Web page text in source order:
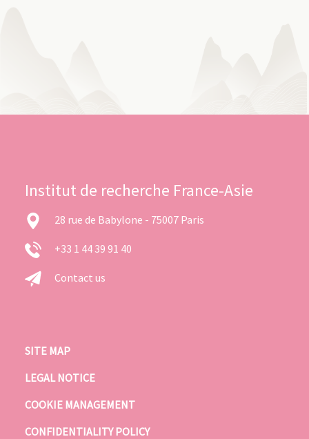
Institut de recherche France-Asie
28 rue de Babylone - 75007 Paris
+33 1 44 39 91 40
Contact us
SITE MAP
LEGAL NOTICE
COOKIE MANAGEMENT
CONFIDENTIALITY POLICY